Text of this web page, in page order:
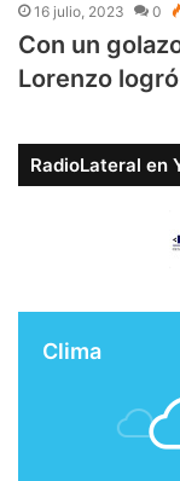
16 julio, 2023 0
Con un
Lorenzo
RadioLateral en
Clima